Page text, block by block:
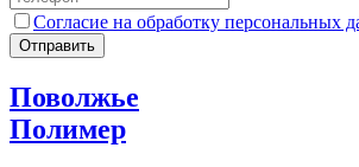
Согласие на обработку персональных
Отправить
Поволжье
Полимер